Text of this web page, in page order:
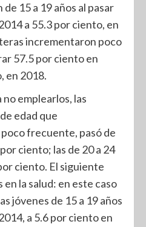
15 a 19 años al pasar
a 55.3 por ciento, en
incrementaron poco
57.5 por ciento en
en 2018.
emplearlos, las
edad que
frecuente, pasó de
ciento; las de 20 a 24
ciento. El siguiente
la salud: en este caso
jóvenes de 15 a 19 años
a 5.6 por ciento en